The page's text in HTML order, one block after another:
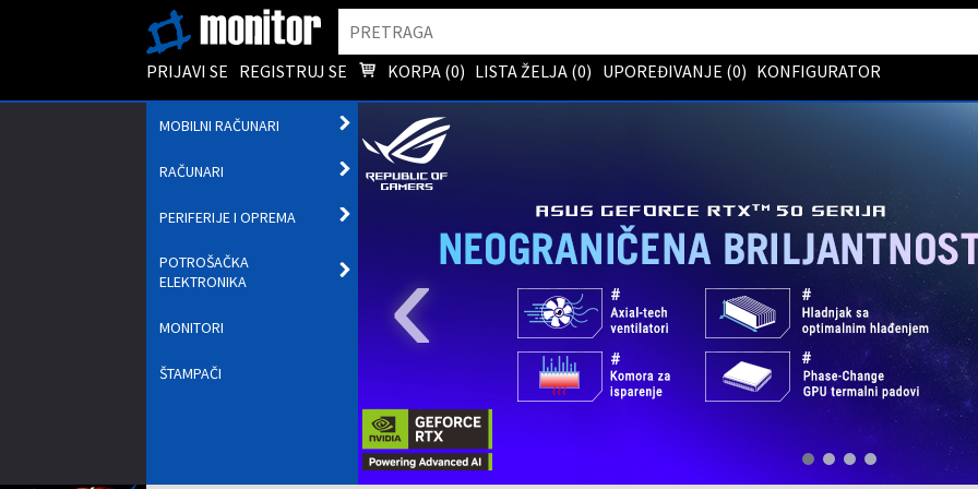
PRIJAVI SE REGISTRUJ SE KORPA (0) LISTA ŽELJA (0) UPOREĐIVANJE (0) KONFIGURATOR
MOBILNI RAČUNARI
PODMENI
RAČUNARI
OTVORI
PODMENI
PERIFERIJE I OPREMA
POTROŠAČKA
ELEKTRONIKA
MONITORI
ŠTAMPAČI ‹